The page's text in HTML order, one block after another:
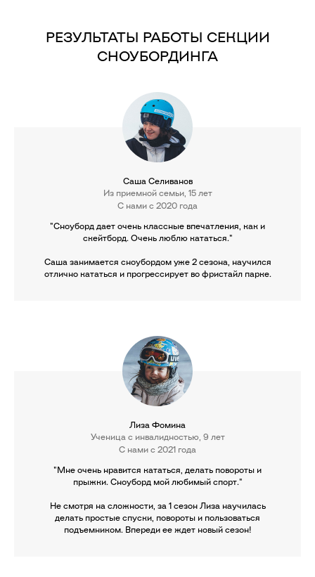
РЕЗУЛЬТАТЫ РАБОТЫ СЕКЦИИ
СНОУБОРДИНГА
Саша Селиванов
Из приемной семьи, 15 лет
С нами с 2020 года
"Сноуборд дает очень классные впечатления, как и
скейтборд. Очень люблю кататься."
Саша занимается сноубордом уже 2 сезона, научился
отлично кататься и прогрессирует во фристайл парке.
Лиза Фомина
Ученица с инвалидностью, 9 лет
С нами с 2021 года
"Мне очень нравится кататься, делать повороты и
прыжки. Сноуборд мой любимый спорт."
Не смотря на сложности, за 1 сезон Лиза научилась
делать простые спуски, повороты и пользоваться
подъемником. Впереди ее ждет новый сезон!